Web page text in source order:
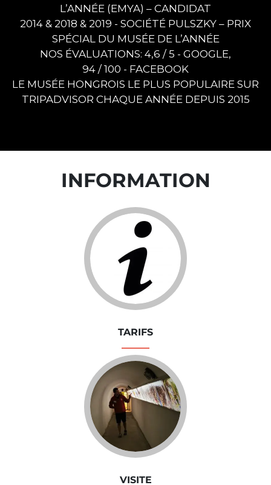
L’ANNÉE (EMYA) – CANDIDAT
2014 & 2018 & 2019 - SOCIÉTÉ PULSZKY – PRIX
SPÉCIAL DU MUSÉE DE L’ANNÉE
NOS ÉVALUATIONS: 4,6 / 5 - GOOGLE,
94 / 100 - FACEBOOK
LE MUSÉE HONGROIS LE PLUS POPULAIRE SUR
TRIPADVISOR CHAQUE ANNÉE DEPUIS 2015
INFORMATION
TARIFS
VISITE